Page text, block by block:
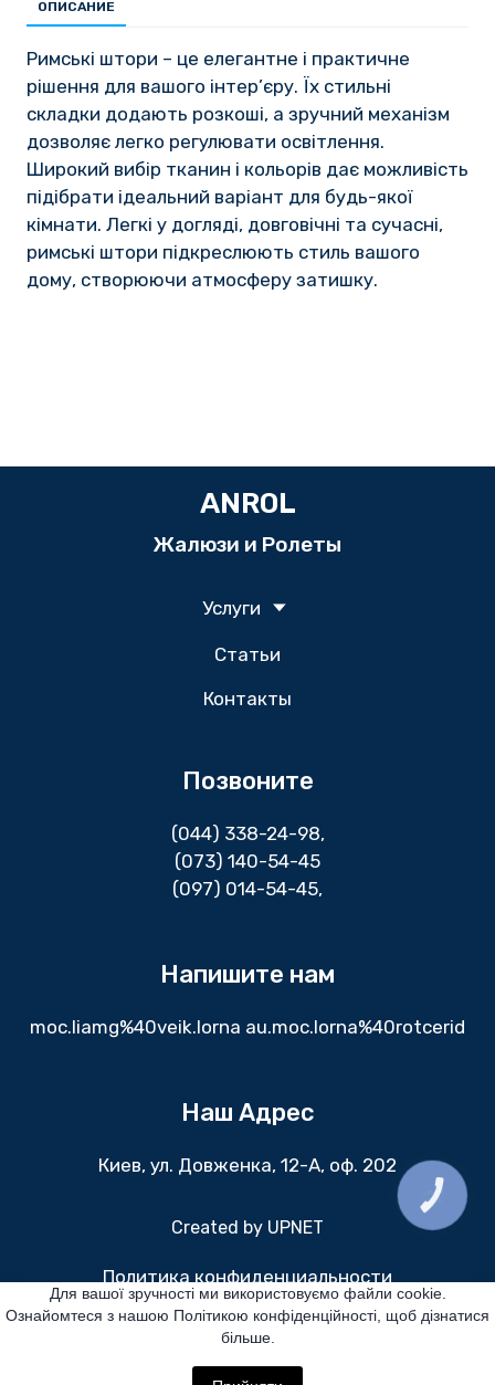
ОПИСАНИЕ
Римські штори – це елегантне і практичне
рішення для вашого інтер’єру. Їх стильні
складки додають розкоші, а зручний механізм
дозволяє легко регулювати освітлення.
Широкий вибір тканин і кольорів дає можливість
підібрати ідеальний варіант для будь-якої
кімнати. Легкі у догляді, довговічні та сучасні,
римські штори підкреслюють стиль вашого
дому, створюючи атмосферу затишку.
ANROL
Жалюзи и Ролеты
Услуги
Статьи
Контакты
Позвоните
(044) 338-24-98,
(073) 140-54-45
(097) 014-54-45,
Напишите нам
moc.liamg%40veik.lorna au.moc.lorna%40rotcerid
Наш Адрес
Киев, ул. Довженка, 12-А, оф. 202
Created by UPNET
Политика конфиденциальности
Все права защищены
Для вашої зручності ми використовуємо файли cookie.
Ознайомтеся з нашою Політикою конфіденційності, щоб дізнатися
більше.
КНОПКА
ЗВ'ЯЗКУ